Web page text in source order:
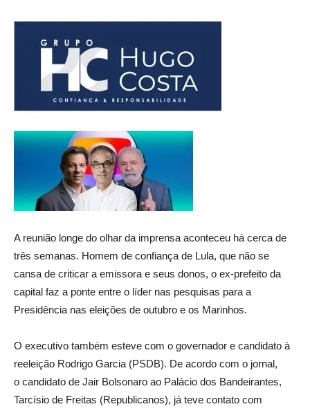
A reunião longe do olhar da imprensa aconteceu há cerca de
três semanas. Homem de confiança de Lula, que não se
cansa de criticar a emissora e seus donos, o ex-prefeito da
capital faz a ponte entre o líder nas pesquisas para a
Presidência nas eleições de outubro e os Marinhos.
O executivo também esteve com o governador e candidato à
reeleição Rodrigo Garcia (PSDB). De acordo com o jornal,
o candidato de Jair Bolsonaro ao Palácio dos Bandeirantes,
Tarcísio de Freitas (Republicanos), já teve contato com